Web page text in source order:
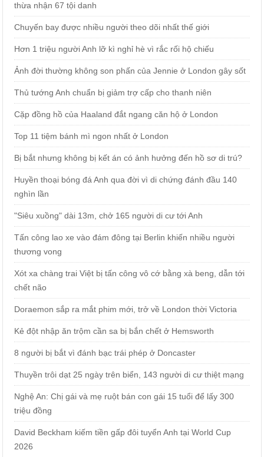
thừa nhận 67 tội danh
Chuyến bay được nhiều người theo dõi nhất thế giới
Hơn 1 triệu người Anh lỡ kì nghỉ hè vì rắc rối hộ chiếu
Ảnh đời thường không son phấn của Jennie ở London gây sốt
Thủ tướng Anh chuẩn bị giảm trợ cấp cho thanh niên
Cặp đồng hồ của Haaland đắt ngang căn hộ ở London
Top 11 tiệm bánh mì ngon nhất ở London
Bị bắt nhưng không bị kết án có ảnh hưởng đến hồ sơ di trú?
Huyền thoại bóng đá Anh qua đời vì di chứng đánh đầu 140
nghìn lần
"Siêu xuồng" dài 13m, chở 165 người di cư tới Anh
Tấn công lao xe vào đám đông tại Berlin khiến nhiều người
thương vong
Xót xa chàng trai Việt bị tấn công vô cớ bằng xà beng, dẫn tới
chết não
Doraemon sắp ra mắt phim mới, trở về London thời Victoria
Kẻ đột nhập ăn trộm cần sa bị bắn chết ở Hemsworth
8 người bị bắt vì đánh bạc trái phép ở Doncaster
Thuyền trôi dạt 25 ngày trên biển, 143 người di cư thiệt mạng
Nghệ An: Chị gái và mẹ ruột bán con gái 15 tuổi để lấy 300
triệu đồng
David Beckham kiếm tiền gấp đôi tuyển Anh tại World Cup
2026